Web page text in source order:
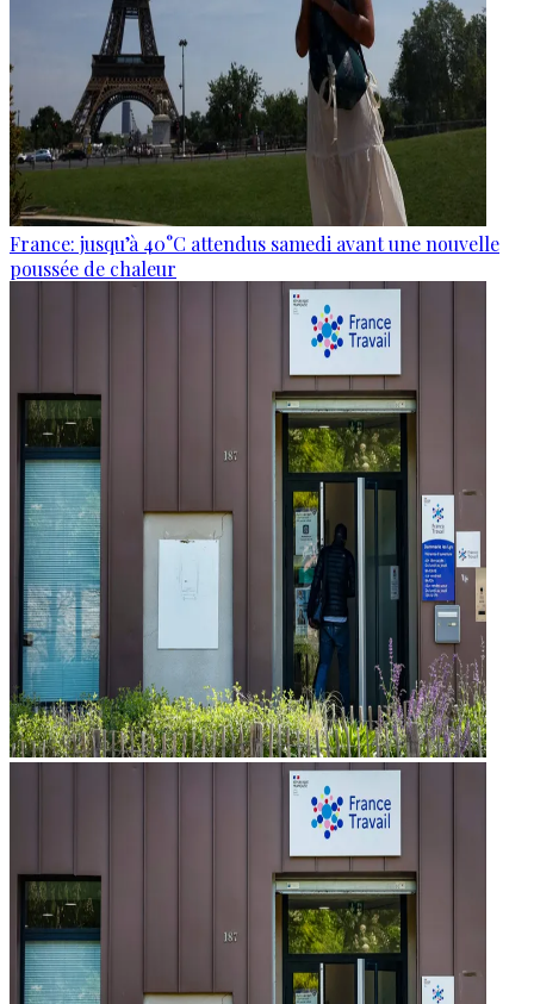
France: jusqu’à 40°C attendus samedi avant une nouvelle
poussée de chaleur